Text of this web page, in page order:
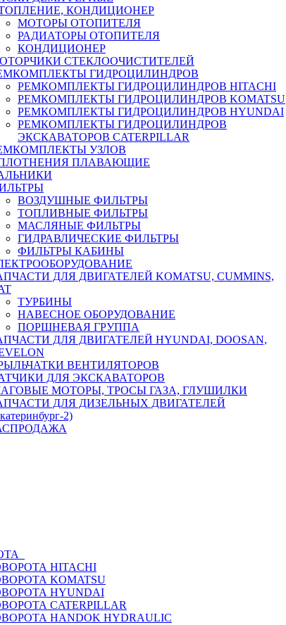
КОНДИЦИОНЕР
МОТОРЫ ОТОПИТЕЛЯ
РАДИАТОРЫ ОТОПИТЕЛЯ
КОНДИЦИОНЕР
СТЕКЛООЧИСТИТЕЛЕЙ
ГИДРОЦИЛИНДРОВ
РЕМКОМПЛЕКТЫ ГИДРОЦИЛИНДРОВ HITACHI
РЕМКОМПЛЕКТЫ ГИДРОЦИЛИНДРОВ KOMATSU
РЕМКОМПЛЕКТЫ ГИДРОЦИЛИНДРОВ HYUNDAI
РЕМКОМПЛЕКТЫ ГИДРОЦИЛИНДРОВ
ЭКСКАВАТОРОВ CATERPILLAR
УЗЛОВ
ПЛАВАЮЩИЕ
ВОЗДУШНЫЕ ФИЛЬТРЫ
ТОПЛИВНЫЕ ФИЛЬТРЫ
МАСЛЯНЫЕ ФИЛЬТРЫ
ГИДРАВЛИЧЕСКИЕ ФИЛЬТРЫ
ФИЛЬТРЫ КАБИНЫ
ДЛЯ ДВИГАТЕЛЕЙ KOMATSU, CUMMINS,
ТУРБИНЫ
НАВЕСНОЕ ОБОРУДОВАНИЕ
ПОРШНЕВАЯ ГРУППА
ДЛЯ ДВИГАТЕЛЕЙ HYUNDAI, DOOSAN,
ВЕНТИЛЯТОРОВ
ДЛЯ ЭКСКАВАТОРОВ
МОТОРЫ, ТРОСЫ ГАЗА, ГЛУШИЛКИ
ДЛЯ ДИЗЕЛЬНЫХ ДВИГАТЕЛЕЙ
2)
HITACHI
KOMATSU
HYUNDAI
CATERPILLAR
HANDOK HYDRAULIC